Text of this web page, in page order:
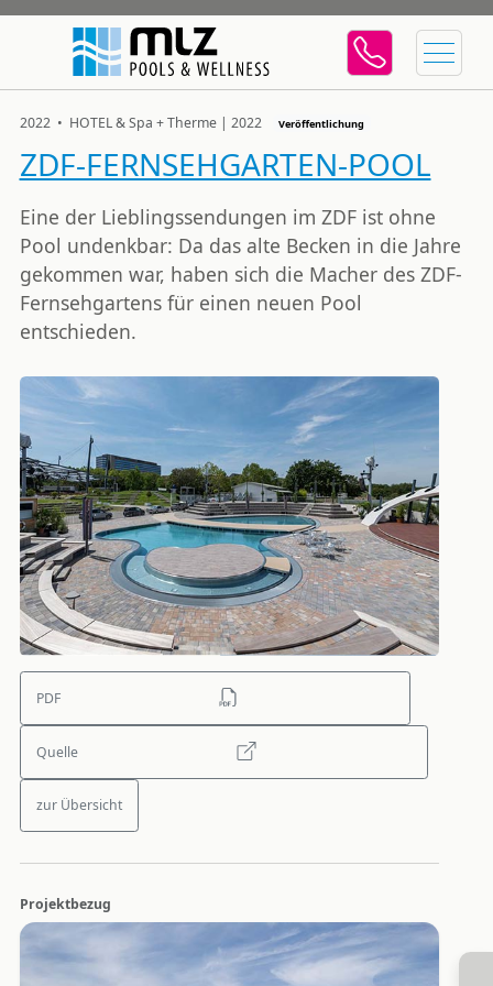
2022 • HOTEL & Spa + Therme | 2022 Veröffentlichung
ZDF-FERNSEHGARTEN-POOL
Eine der Lieblingssendungen im ZDF ist ohne
Pool undenkbar: Da das alte Becken in die Jahre
gekommen war, haben sich die Macher des ZDF-
Fernsehgartens für einen neuen Pool
entschieden.
PDF
Quelle
zur Übersicht
Projektbezug